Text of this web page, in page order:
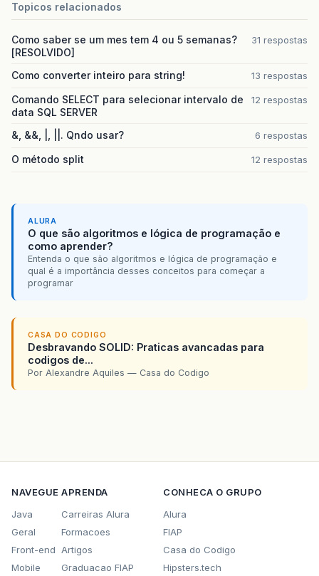
Topicos relacionados
Como saber se um mes tem 4 ou 5 semanas?
[RESOLVIDO]
31 respostas
Como converter inteiro para string! 13 respostas
Comando SELECT para selecionar intervalo de
data SQL SERVER
12 respostas
&, &&, |, ||. Qndo usar? 6 respostas
O método split 12 respostas
ALURA
O que são algoritmos e lógica de programação e
como aprender?
Entenda o que são algoritmos e lógica de programação e
qual é a importância desses conceitos para começar a
programar
CASA DO CODIGO
Desbravando SOLID: Praticas avancadas para
codigos de...
Por Alexandre Aquiles — Casa do Codigo
NAVEGUE
Java
Geral
Front-end
Mobile
APRENDA
Carreiras Alura
Formacoes
Artigos
Graduacao FIAP
CONHECA O GRUPO
Alura
FIAP
Casa do Codigo
Hipsters.tech